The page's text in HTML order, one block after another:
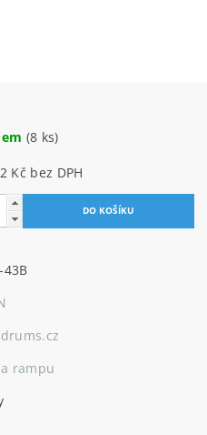
(8 ks)
438,02 Kč bez DPH
43B
rampu